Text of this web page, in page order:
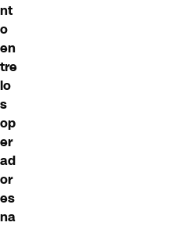
nt
o
en
tre
lo
s
op
er
ad
or
es
na